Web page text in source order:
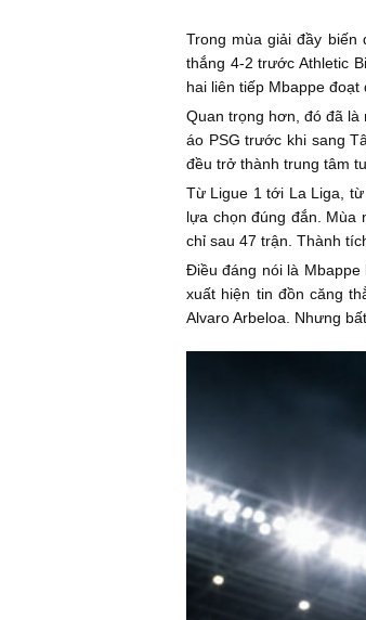
Trong mùa giải đầy biến
thắng 4-2 trước Athletic
hai liên tiếp Mbappe đoạt
Quan trọng hơn, đó đã là
áo PSG trước khi sang
đều trở thành trung tâm
Từ Ligue 1 tới La Liga,
lựa chọn đúng đắn. Mùa
chỉ sau 47 trận. Thành
Điều đáng nói là
xuất hiện tin đồn căng
Alvaro Arbeloa. Nhưng